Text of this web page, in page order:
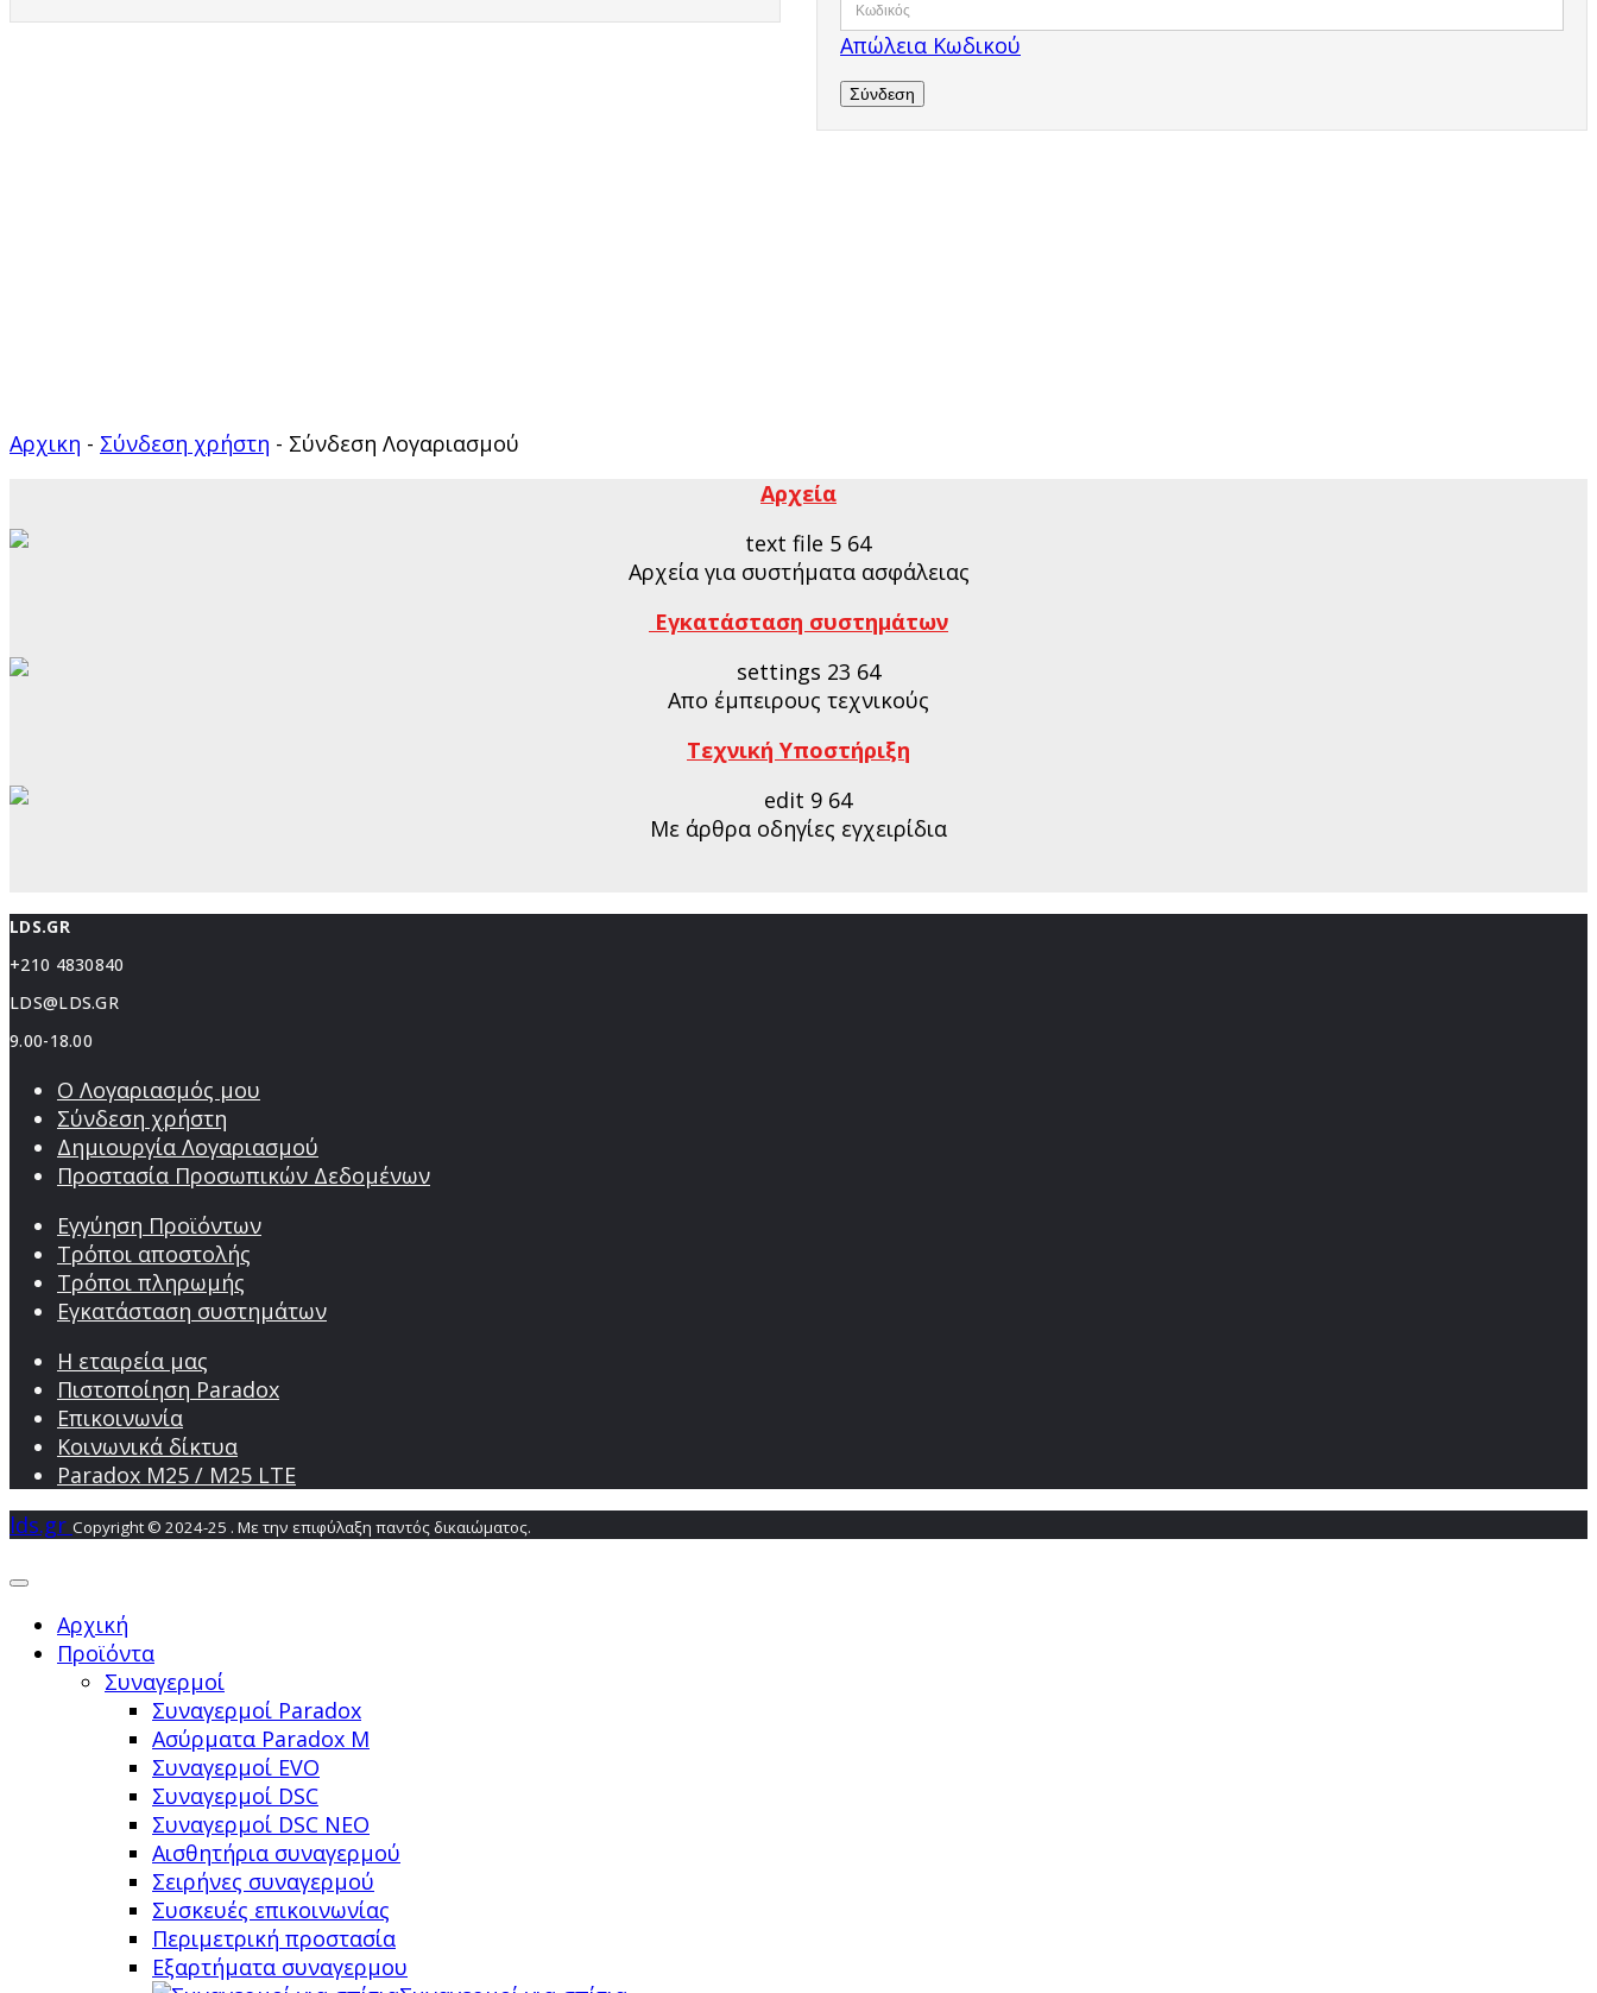
Απώλεια Κωδικού
Αρχικη - Σύνδεση χρήστη - Σύνδεση Λογαριασμού
Αρχεία
Αρχεία για συστήματα ασφάλειας
Εγκατάσταση συστημάτων
Απο έμπειρους τεχνικούς
Τεχνική Υποστήριξη
Με άρθρα οδηγίες εγχειρίδια
LDS.GR
+210 4830840
LDS@LDS.GR
9.00-18.00
Ο Λογαριασμός μου
Σύνδεση χρήστη
Δημιουργία Λογαριασμού
Προστασία Προσωπικών Δεδομένων
Εγγύηση Προϊόντων
Τρόποι αποστολής
Τρόποι πληρωμής
Εγκατάσταση συστημάτων
Η εταιρεία μας
Πιστοποίηση Paradox
Επικοινωνία
Κοινωνικά δίκτυα
Paradox M25 / M25 LTE
lds.gr Copyright © 2024-25 . Με την επιφύλαξη παντός δικαιώματος.
Αρχική
Προϊόντα
Συναγερμοί
Συναγερμοί Paradox
Ασύρματα Paradox M
Συναγερμοί EVO
Συναγερμοί DSC
Συναγερμοί DSC NEO
Αισθητήρια συναγερμού
Σειρήνες συναγερμού
Συσκευές επικοινωνίας
Περιμετρική προστασία
Εξαρτήματα συναγερμου